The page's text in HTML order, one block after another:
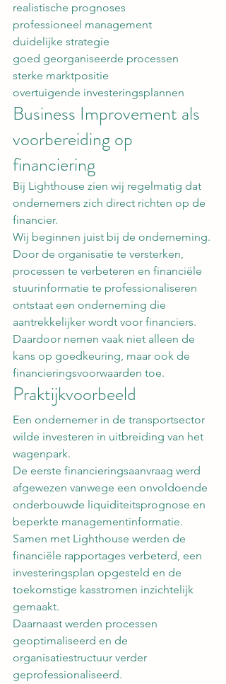
realistische prognoses
professioneel management
duidelijke strategie
goed georganiseerde processen
sterke marktpositie
overtuigende investeringsplannen
Business Improvement als
voorbereiding op
financiering
Bij Lighthouse zien wij regelmatig dat
ondernemers zich direct richten op de
financier.
Wij beginnen juist bij de onderneming.
Door de organisatie te versterken,
processen te verbeteren en financiële
stuurinformatie te professionaliseren
ontstaat een onderneming die
aantrekkelijker wordt voor financiers.
Daardoor nemen vaak niet alleen de
kans op goedkeuring, maar ook de
financieringsvoorwaarden toe.
Praktijkvoorbeeld
Een ondernemer in de transportsector
wilde investeren in uitbreiding van het
wagenpark.
De eerste financieringsaanvraag werd
afgewezen vanwege een onvoldoende
onderbouwde liquiditeitsprognose en
beperkte managementinformatie.
Samen met Lighthouse werden de
financiële rapportages verbeterd, een
investeringsplan opgesteld en de
toekomstige kasstromen inzichtelijk
gemaakt.
Daarnaast werden processen
geoptimaliseerd en de
organisatiestructuur verder
geprofessionaliseerd.